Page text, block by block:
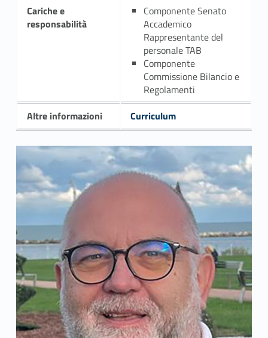
Cariche e
responsabilità
Componente Senato
Accademico
Rappresentante del
personale TAB
Componente
Commissione Bilancio e
Regolamenti
Altre informazioni
Curriculum